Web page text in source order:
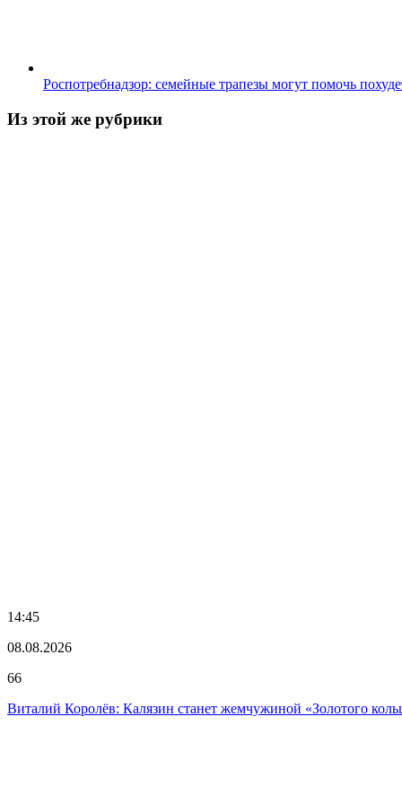
Роспотребнадзор: семейные трапезы могут помочь
Из этой же рубрики
14:45
08.08.2026
66
Виталий Королёв: Калязин станет жемчужиной «Золотого